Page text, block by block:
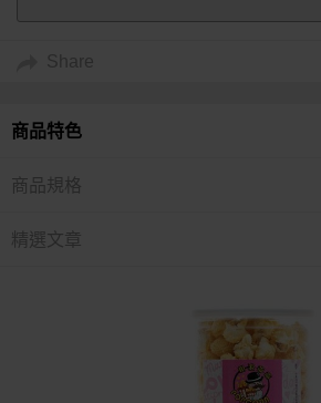
Share
商品特色
商品規格
精選文章